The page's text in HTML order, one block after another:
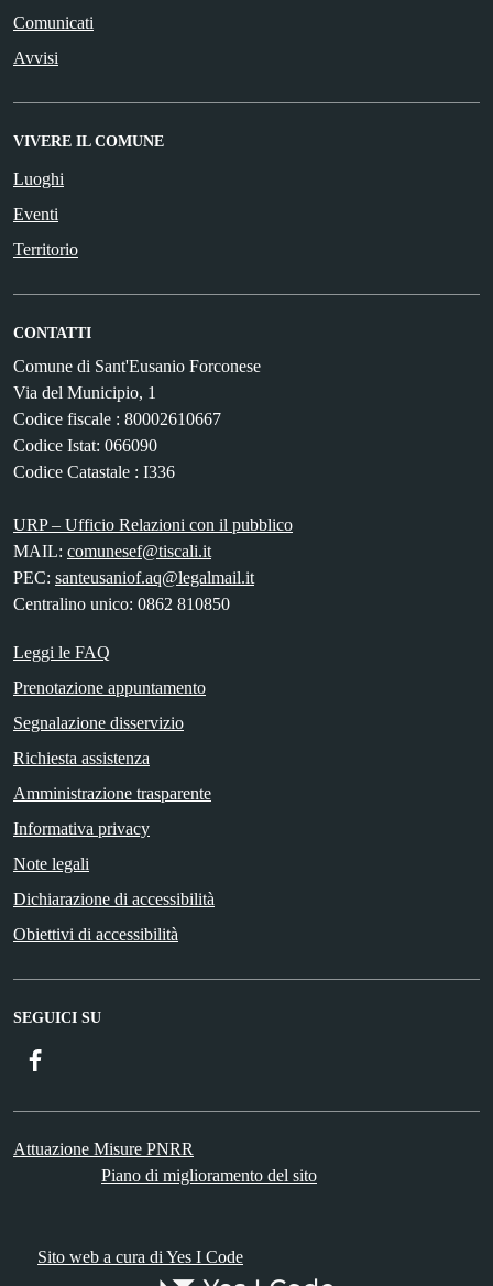
Comunicati
Avvisi
VIVERE IL COMUNE
Luoghi
Eventi
Territorio
CONTATTI
Comune di Sant'Eusanio Forconese
Via del Municipio, 1
Codice fiscale : 80002610667
Codice Istat: 066090
Codice Catastale : I336
URP – Ufficio Relazioni con il pubblico
MAIL: comunesef@tiscali.it
PEC: santeusaniof.aq@legalmail.it
Centralino unico: 0862 810850
Leggi le FAQ
Prenotazione appuntamento
Segnalazione disservizio
Richiesta assistenza
Amministrazione trasparente
Informativa privacy
Note legali
Dichiarazione di accessibilità
Obiettivi di accessibilità
SEGUICI SU
Attuazione Misure PNRR
Piano di miglioramento del sito
Sito web a cura di Yes I Code